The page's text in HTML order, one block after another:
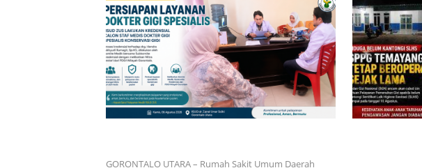
GORONTALO UTARA – Rumah Sakit Umum Daerah